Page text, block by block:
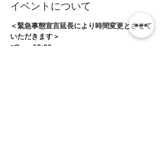
イベントについて
＜緊急事態宣言延長により時間変更とさせて
いただきます＞
■Open18:00